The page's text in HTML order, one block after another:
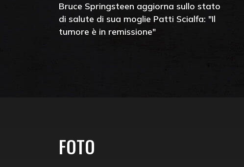
Bruce Springsteen aggiorna sullo stato
di salute di sua moglie Patti Scialfa: "Il
tumore è in remissione"
FOTO